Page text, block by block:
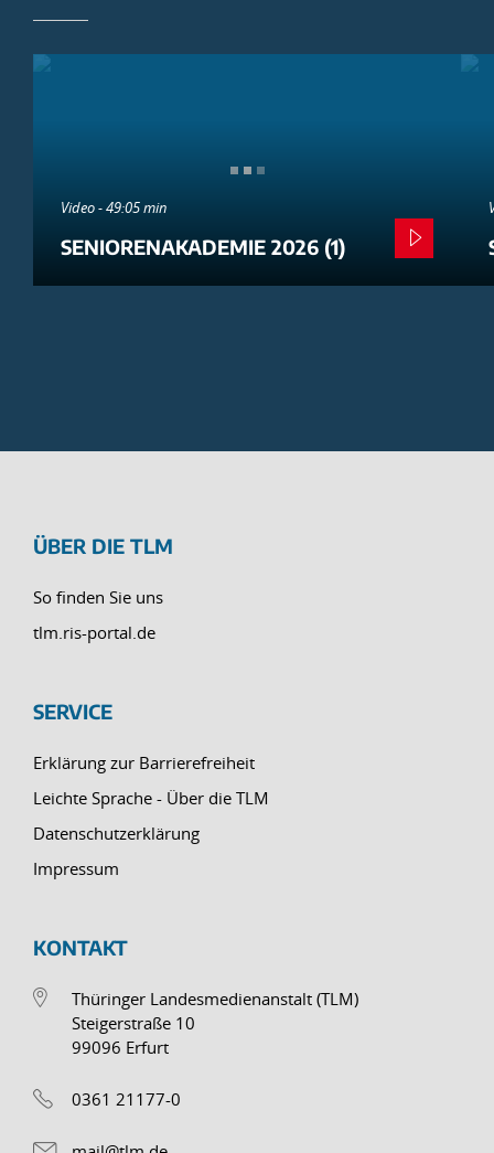
Video - 49:05 min
SENIORENAKADEMIE 2026 (1)
ÜBER DIE TLM
So finden Sie uns
tlm.ris-portal.de
SERVICE
Erklärung zur Barrierefreiheit
Leichte Sprache - Über die TLM
Datenschutzerklärung
Impressum
KONTAKT
Thüringer Landesmedienanstalt (TLM)
Steigerstraße 10
99096 Erfurt
0361 21177-0